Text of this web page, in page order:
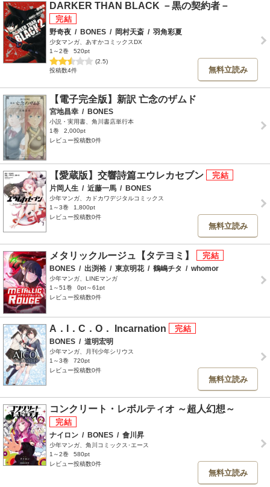
DARKER THAN BLACK －黒の契約者－
野奇夜 / BONES / 岡村天斎 / 羽角彩夏
少女マンガ、あすかコミックスDX
1～2巻
520pt
(2.5)
投稿数4件
無料立読み
【電子完全版】新訳 亡念のザムド
宮地昌幸 / BONES
小説・実用書、角川書店単行本
1巻
2,000pt
レビュー投稿数0件
【愛蔵版】交響詩篇エウレカセブン
片岡人生 / 近藤一馬 / BONES
少年マンガ、カドカワデジタルコミックス
1～3巻
1,800pt
レビュー投稿数0件
無料立読み
メタリックルージュ【タテヨミ】
BONES / 出渕裕 / 東京明花 / 鶴嶋チタ / whomor
少年マンガ、LINEマンガ
1～51巻
0pt～61pt
レビュー投稿数0件
A．I．C．O． Incarnation
BONES / 道明宏明
少年マンガ、月刊少年シリウス
1～3巻
720pt
レビュー投稿数0件
無料立読み
コンクリート・レボルティオ ～超人幻想～
ナイロン / BONES / 會川昇
少年マンガ、角川コミックス･エース
1～2巻
580pt
レビュー投稿数0件
無料立読み